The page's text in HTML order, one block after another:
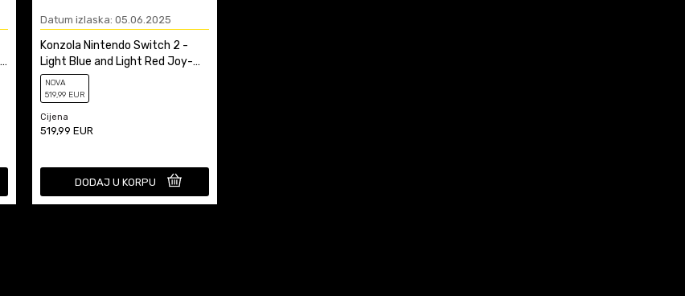
Datum izlaska: 05.06.2025
Konzola Nintendo Switch 2 -
Light Blue and Light Red Joy-
Con
NOVA
519,99 EUR
Cijena
519,99 EUR
DODAJ U KORPU